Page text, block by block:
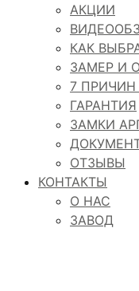
АКЦИИ
КАК
ЗАМЕР И
7 ПРИЧИН
ГАРАНТИЯ
ЗАМКИ
ОТЗЫВЫ
КОНТАКТЫ
О НАС
ЗАВОД